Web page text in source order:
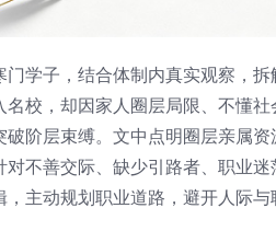
学子，结合体制内真实观察，
校，却因家人圈层局限、不懂社
阶层束缚。文中点明圈层亲属资
不善交际、缺少引路者、职业
主动规划职业道路，避开人际